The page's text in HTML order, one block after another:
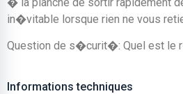
in�vitable lorsque rien ne vous
Question de s�curit�: Quel est le
Informations techniques